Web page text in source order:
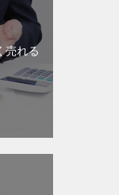
売れる